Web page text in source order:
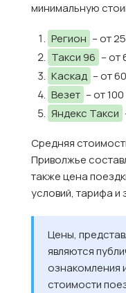
минимальную
Регион – от
Такси 96 – от
Каскад – от
Везет – от
Яндекс Такси
Средняя
Приволжье
также цена
условий, тарифа и
Цены,
являются
ознакомления
стоимости